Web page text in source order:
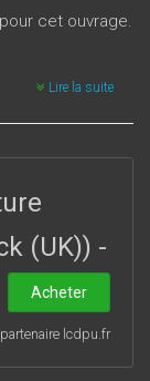
cet ouvrage.
Lire la suite
(UK)) -
Acheter
lcdpu.fr